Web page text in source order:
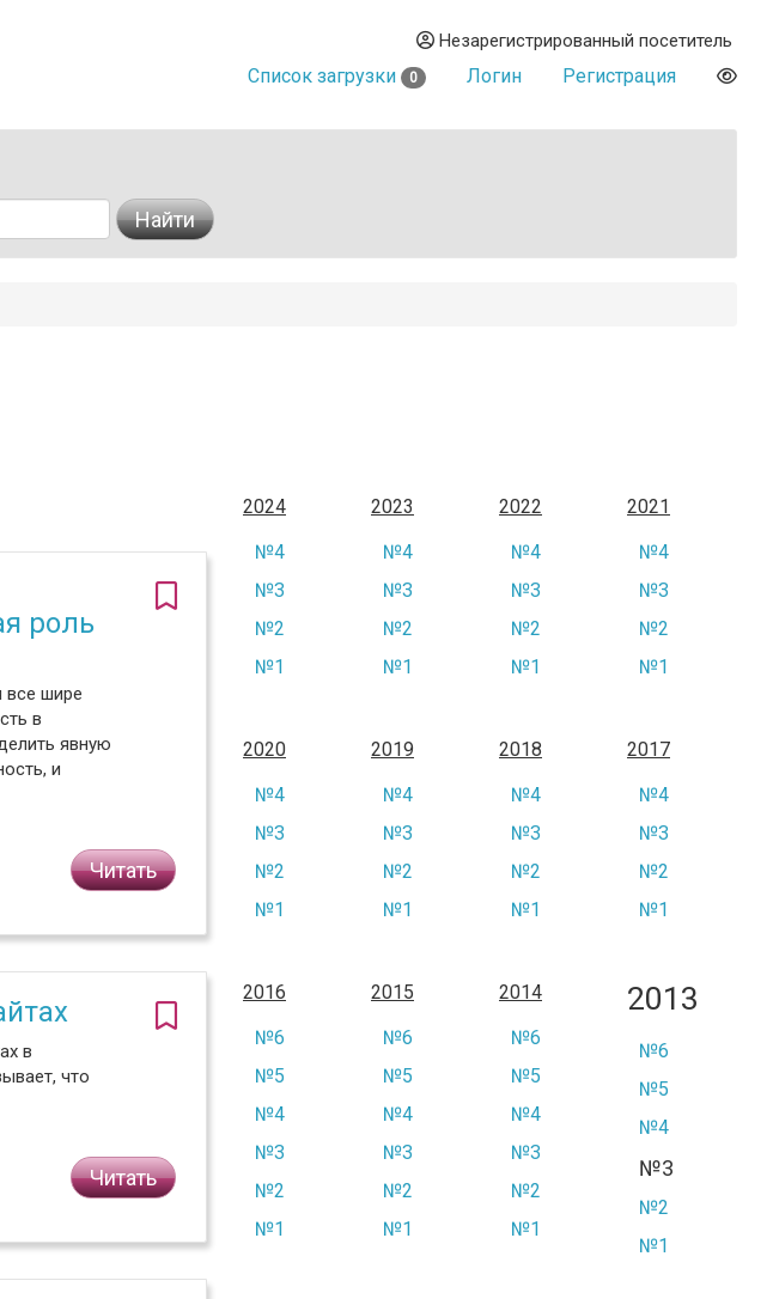
Незарегистрированный посетитель
Список загрузки 0 Логин Регистрация
Найти
роль
все шире
в
явную
и
Читать
в
что
Читать
2024
№4
№3
№2
№1
2023
№4
№3
№2
№1
2022
№4
№3
№2
№1
2021
№4
№3
№2
№1
2020
№4
№3
№2
№1
2019
№4
№3
№2
№1
2018
№4
№3
№2
№1
2017
№4
№3
№2
№1
2016
№6
№5
№4
№3
№2
№1
2015
№6
№5
№4
№3
№2
№1
2014
№6
№5
№4
№3
№2
№1
2013
№6
№5
№4
№3
№2
№1